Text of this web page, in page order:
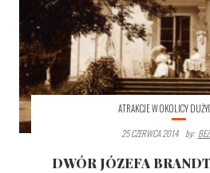
ATRAKCJE W OKOLICY
25 CZERWCA 2014
By:
DWÓR JÓZEFA